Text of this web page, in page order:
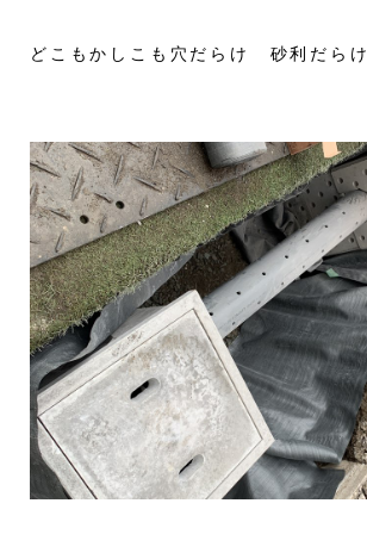
どこもかしこも穴だらけ 砂利だらけ